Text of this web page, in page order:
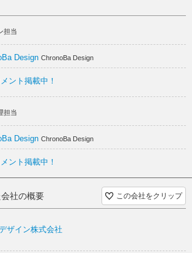
心に程近い場所でありながら多摩川をはじめとす
、狛江。
である狛江の街で、ここに暮らす人たちがふらっと
な場所をつくりたいというオーナー様の想いでオ
komae cafe」です。
際に小さな子供がいるママさんへのヒアリングを
ニングを進めました。
のメインカラーでもある白と淡い水色、ナチュラ
色にグリーンを合わせ、自然が溢れる狛江の雰囲
ターボックス前にはバギーを置けるスペースを設
気兼ねなく入れるようにしています。
しやすいスライドドアになっている入り口を入る
るカウンター席、窓からの日差しが心地よいベン
のに何かと便利なフラットスペースは、ママのお
担当
Design ChronoBa Design
ント掲載中！
担当
Design ChronoBa Design
ント掲載中！
社の概要 この会社をクリップ
ザイン株式会社